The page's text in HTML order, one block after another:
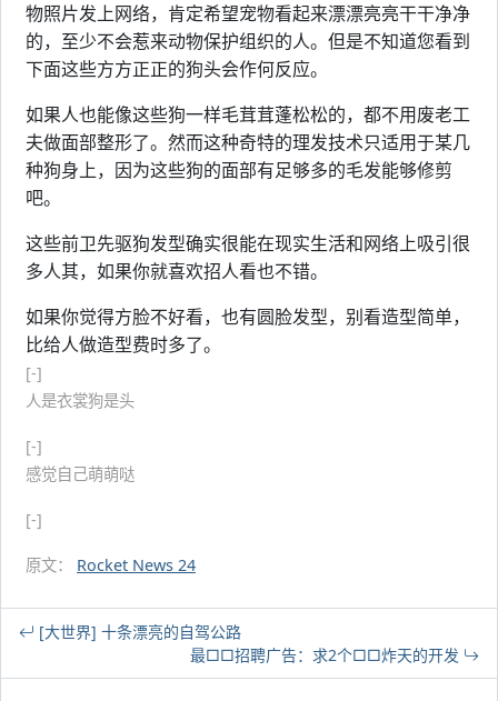
物照片发上网络，肯定希望宠物看起来漂漂亮亮干干净净
的，至少不会惹来动物保护组织的人。但是不知道您看到
下面这些方方正正的狗头会作何反应。
如果人也能像这些狗一样毛茸茸蓬松松的，都不用废老工
夫做面部整形了。然而这种奇特的理发技术只适用于某几
种狗身上，因为这些狗的面部有足够多的毛发能够修剪
吧。
这些前卫先驱狗发型确实很能在现实生活和网络上吸引很
多人其，如果你就喜欢招人看也不错。
如果你觉得方脸不好看，也有圆脸发型，别看造型简单，
比给人做造型费时多了。
[-]
人是衣裳狗是头
[-]
感觉自己萌萌哒
[-]
原文： Rocket News 24
[大世界] 十条漂亮的自驾公路
最□□招聘广告：求2个□□炸天的开发